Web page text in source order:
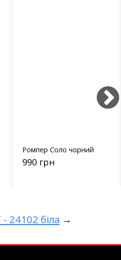
Трикотажний джемпер
у рубчик з
краплеподібним вирізом
600 грн
24102 біла →